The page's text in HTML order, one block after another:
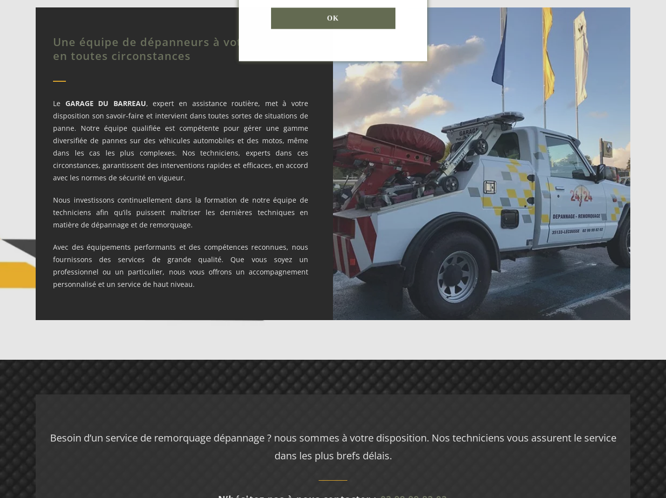
Une équipe de dépanneurs à votre service
en toutes circonstances
Le GARAGE DU BARREAU, expert en assistance routière, met à votre
disposition son savoir-faire et intervient dans toutes sortes de situations de
panne. Notre équipe qualifiée est compétente pour gérer une gamme
diversifiée de pannes sur des véhicules automobiles et des motos, même
dans les cas les plus complexes. Nos techniciens, experts dans ces
circonstances, garantissent des interventions rapides et efficaces, en accord
avec les normes de sécurité en vigueur.
Nous investissons continuellement dans la formation de notre équipe de
techniciens afin qu’ils puissent maîtriser les dernières techniques en
matière de dépannage et de remorquage.
Avec des équipements performants et des compétences reconnues, nous
fournissons des services de grande qualité. Que vous soyez un
professionnel ou un particulier, nous vous offrons un accompagnement
personnalisé et un service de haut niveau.
Besoin d’un service de remorquage dépannage ? nous sommes à votre disposition. Nos techniciens vous assurent le service
dans les plus brefs délais.